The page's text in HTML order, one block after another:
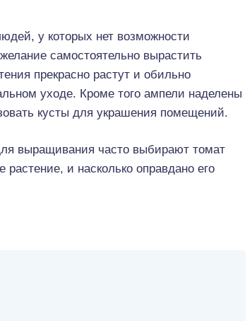
у которых нет возможности
самостоятельно вырастить
прекрасно растут и обильно
уходе. Кроме того ампели наделены
кусты для украшения помещений.
выращивания часто выбирают томат
и насколько оправдано его